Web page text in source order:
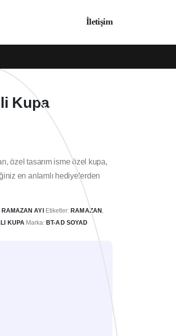
İletişim
Kupa
özel tasarım isme özel kupa,
en anlamlı hediyelerden
RAMAZAN AYI Etiketler: RAMAZAN ,
KUPA Marka: BT-AD SOYAD